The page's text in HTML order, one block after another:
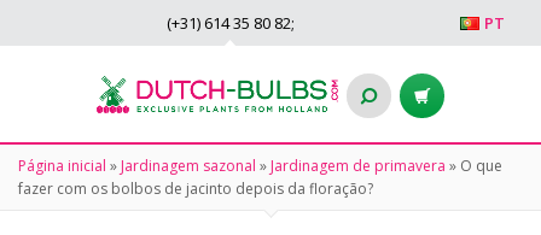
PT
(+31) 614 35 80 82;
Página inicial » Jardinagem sazonal » Jardinagem de primavera » O que
fazer com os bolbos de jacinto depois da floração?